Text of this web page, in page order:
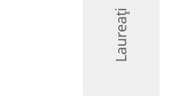
Laureați